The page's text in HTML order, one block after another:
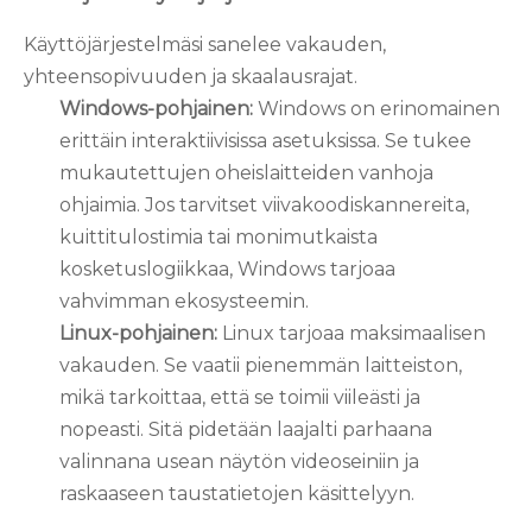
Käyttöjärjestelmäsi sanelee vakauden,
yhteensopivuuden ja skaalausrajat.
Windows-pohjainen: Windows on erinomainen
erittäin interaktiivisissa asetuksissa. Se tukee
mukautettujen oheislaitteiden vanhoja
ohjaimia. Jos tarvitset viivakoodiskannereita,
kuittitulostimia tai monimutkaista
kosketuslogiikkaa, Windows tarjoaa
vahvimman ekosysteemin.
Linux-pohjainen: Linux tarjoaa maksimaalisen
vakauden. Se vaatii pienemmän laitteiston,
mikä tarkoittaa, että se toimii viileästi ja
nopeasti. Sitä pidetään laajalti parhaana
valinnana usean näytön videoseiniin ja
raskaaseen taustatietojen käsittelyyn.